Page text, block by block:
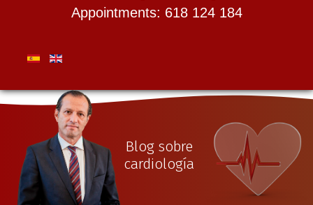
Appointments: 618 124 184
Blog sobre
cardiología